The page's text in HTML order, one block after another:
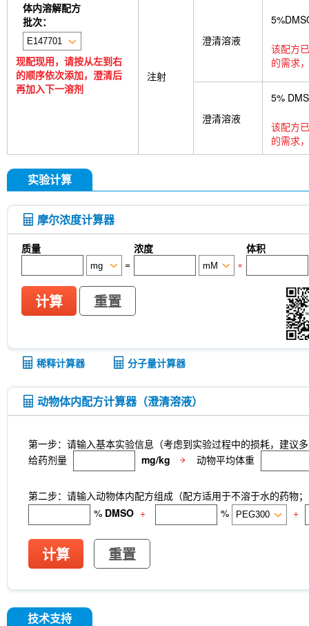
体内溶解配方
批次：
现配现用，请按从左到右
的顺序依次添加，澄清后
再加入下一溶剂
注射
澄清溶液
该配方
的需求
澄清溶液
5%
该配方
的需求
实验计算
摩尔浓度计算器
质量 浓度
体积
=
×
计算 重置
稀释计算器 分子量计算器
动物体内配方计算器（澄清溶液）
第一步：请输入基本实验信息（考虑到实验过程中的损耗，建议
给药剂量
mg/kg 动物平均体重
第二步：请输入动物体内配方组成（配方适用于不溶于水的药物
% DMSO + % +
计算 重置
技术支持